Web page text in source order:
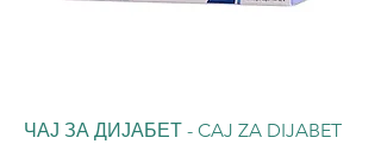
ЧАЈ ЗА ДИЈАБЕТ - CAJ ZA DIJABET